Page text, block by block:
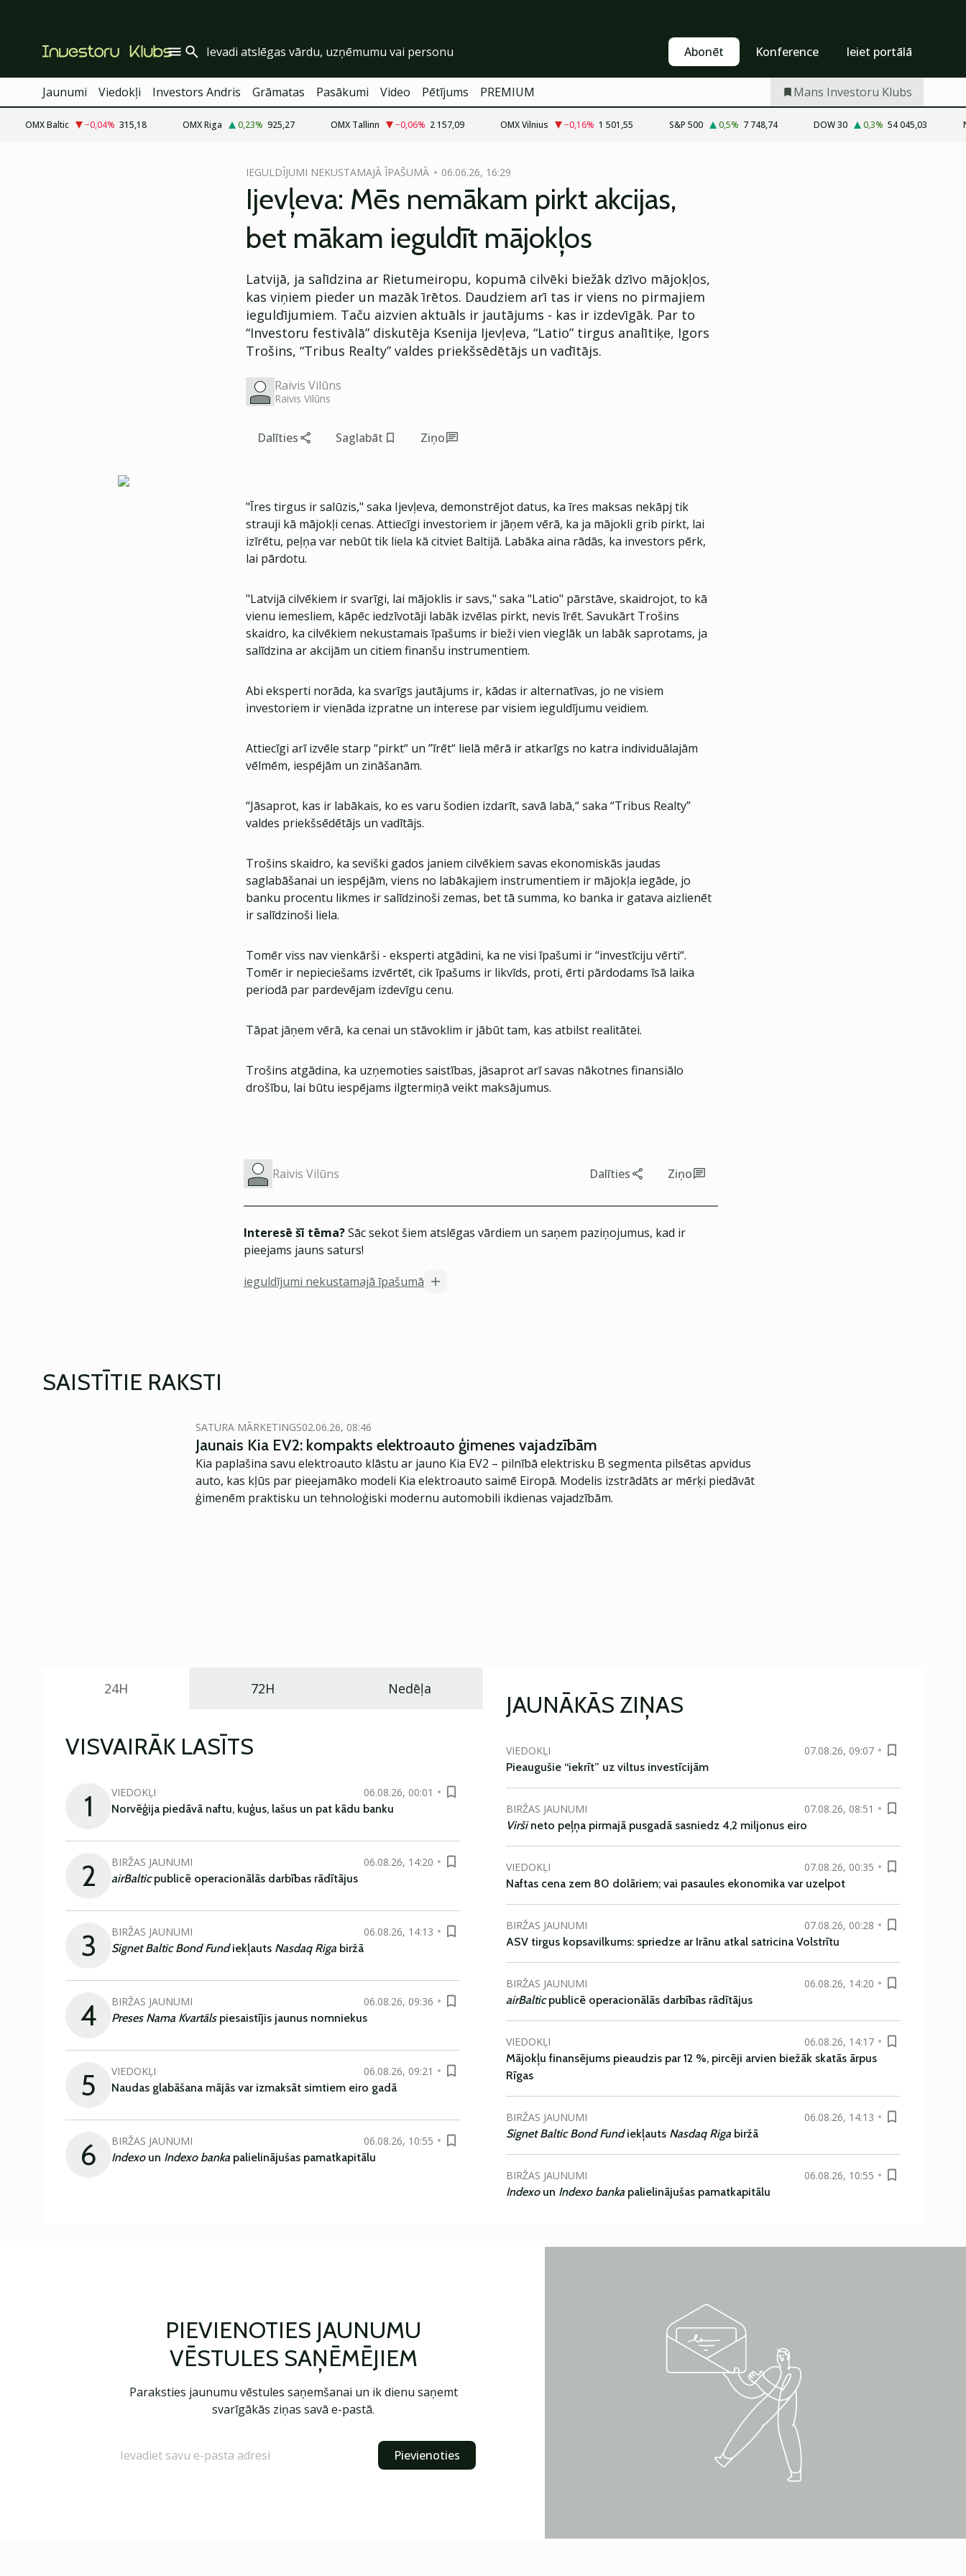
Abonēt Konference Ieiet portālā
Jaunumi Viedokļi Investors Andris Grāmatas Pasākumi Video Pētījums PREMIUM Mans Investoru Klubs
OMX Baltic −0,04% 315,18 OMX Riga 0,23% 925,27 OMX Tallinn −0,06% 2 157,09 OMX Vilnius −0,16% 1 501,55 S&P 500 0,5% 7 748,74 DOW 30 0,3% 54 045,03
IEGULDĪJUMI NEKUSTAMAJĀ ĪPAŠUMĀ 06.06.26, 16:29
Ijevļeva: Mēs nemākam pirkt akcijas,
bet mākam ieguldīt mājokļos
Latvijā, ja salīdzina ar Rietumeiropu, kopumā cilvēki biežāk dzīvo mājokļos,
kas viņiem pieder un mazāk īrētos. Daudziem arī tas ir viens no pirmajiem
ieguldījumiem. Taču aizvien aktuāls ir jautājums - kas ir izdevīgāk. Par to
“Investoru festivālā” diskutēja Ksenija Ijevļeva, “Latio” tirgus analītiķe, Igors
Trošins, “Tribus Realty” valdes priekšsēdētājs un vadītājs.
Raivis Vilūns
Raivis Vilūns
Dalīties Saglabāt Ziņo
"Īres tirgus ir salūzis," saka Ijevļeva, demonstrējot datus, ka īres maksas nekāpj tik
strauji kā mājokļi cenas. Attiecīgi investoriem ir jāņem vērā, ka ja mājokli grib pirkt, lai
izīrētu, peļņa var nebūt tik liela kā citviet Baltijā. Labāka aina rādās, ka investors pērk,
lai pārdotu.
"Latvijā cilvēkiem ir svarīgi, lai mājoklis ir savs," saka "Latio" pārstāve, skaidrojot, to kā
vienu iemesliem, kāpēc iedzīvotāji labāk izvēlas pirkt, nevis īrēt. Savukārt Trošins
skaidro, ka cilvēkiem nekustamais īpašums ir bieži vien vieglāk un labāk saprotams, ja
salīdzina ar akcijām un citiem finanšu instrumentiem.
Abi eksperti norāda, ka svarīgs jautājums ir, kādas ir alternatīvas, jo ne visiem
investoriem ir vienāda izpratne un interese par visiem ieguldījumu veidiem.
Attiecīgi arī izvēle starp “pirkt“ un ”īrēt“ lielā mērā ir atkarīgs no katra individuālajām
vēlmēm, iespējām un zināšanām.
“Jāsaprot, kas ir labākais, ko es varu šodien izdarīt, savā labā,“ saka “Tribus Realty”
valdes priekšsēdētājs un vadītājs.
Trošins skaidro, ka seviški gados janiem cilvēkiem savas ekonomiskās jaudas
saglabāšanai un iespējām, viens no labākajiem instrumentiem ir mājokļa iegāde, jo
banku procentu likmes ir salīdzinoši zemas, bet tā summa, ko banka ir gatava aizlienēt
ir salīdzinoši liela.
Tomēr viss nav vienkārši - eksperti atgādini, ka ne visi īpašumi ir “investīciju vērti“.
Tomēr ir nepieciešams izvērtēt, cik īpašums ir likvīds, proti, ērti pārdodams īsā laika
periodā par pardevējam izdevīgu cenu.
Tāpat jāņem vērā, ka cenai un stāvoklim ir jābūt tam, kas atbilst realitātei.
Trošins atgādina, ka uzņemoties saistības, jāsaprot arī savas nākotnes finansiālo
drošību, lai būtu iespējams ilgtermiņā veikt maksājumus.
Raivis Vilūns Dalīties Ziņo
Interesē šī tēma?Sāc sekot šiem atslēgas vārdiem un saņem paziņojumus, kad ir
pieejams jauns saturs!
ieguldījumi nekustamajā īpašumā
SAISTĪTIE RAKSTI
SATURA MĀRKETINGS02.06.26, 08:46
Jaunais Kia EV2: kompakts elektroauto ģimenes vajadzībām
Kia paplašina savu elektroauto klāstu ar jauno Kia EV2 – pilnībā elektrisku B segmenta pilsētas apvidus
auto, kas kļūs par pieejamāko modeli Kia elektroauto saimē Eiropā. Modelis izstrādāts ar mērķi piedāvāt
ģimenēm praktisku un tehnoloģiski modernu automobili ikdienas vajadzībām.
24H 72H Nedēļa
VISVAIRĀK LASĪTS
1 VIEDOKĻI
06.08.26, 00:01
Norvēģija piedāvā naftu, kuģus, lašus un pat kādu banku
2 BIRŽAS JAUNUMI
06.08.26, 14:20
airBalticpublicē operacionālās darbības rādītājus
3 BIRŽAS JAUNUMI
06.08.26, 14:13
Signet Baltic Bond Fundiekļauts Nasdaq Riga biržā
4 BIRŽAS JAUNUMI
06.08.26, 09:36
Preses Nama Kvartāls piesaistījis jaunus nomniekus
5 VIEDOKĻI
06.08.26, 09:21
Naudas glabāšana mājās var izmaksāt simtiem eiro gadā
6 BIRŽAS JAUNUMI
06.08.26, 10:55
Indexoun Indexo banka palielinājušas pamatkapitālu
JAUNĀKĀS ZIŅAS
VIEDOKĻI
07.08.26, 09:07
Pieaugušie “iekrīt” uz viltus investīcijām
BIRŽAS JAUNUMI
07.08.26, 08:51
Viršineto peļņa pirmajā pusgadā sasniedz 4,2 miljonus eiro
VIEDOKĻI
07.08.26, 00:35
Naftas cena zem 80 dolāriem; vai pasaules ekonomika var uzelpot
BIRŽAS JAUNUMI
07.08.26, 00:28
ASV tirgus kopsavilkums: spriedze ar Irānu atkal satricina Volstrītu
BIRŽAS JAUNUMI
06.08.26, 14:20
airBalticpublicē operacionālās darbības rādītājus
VIEDOKĻI
06.08.26, 14:17
Mājokļu finansējums pieaudzis par 12 %, pircēji arvien biežāk skatās ārpus
Rīgas
BIRŽAS JAUNUMI
06.08.26, 14:13
Signet Baltic Bond Fundiekļauts Nasdaq Riga biržā
BIRŽAS JAUNUMI
06.08.26, 10:55
Indexoun Indexo banka palielinājušas pamatkapitālu
PIEVIENOTIES JAUNUMU
VĒSTULES SAŅĒMĒJIEM
Paraksties jaunumu vēstules saņemšanai un ik dienu saņemt
svarīgākās ziņas savā e-pastā.
Pievienoties